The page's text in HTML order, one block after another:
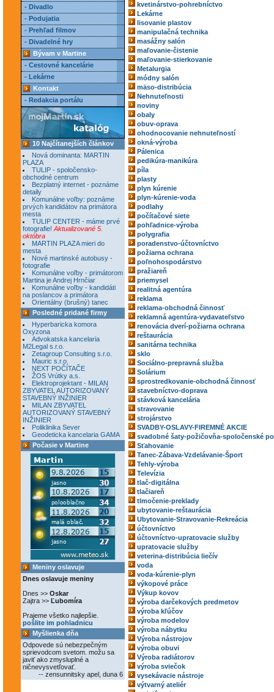
- Divadlo
- Podujatia
- Prehľad filmov
- Divadelné hry
Bývam v Martine
- Cestovné kancelárie
- Lekárne
Kontakt
- Redakcia portálu
10 Najčítanejších článkov
Nová dominanta: MARTIN
PLAZA
TULIP - spoločensko-
obchodné centrum
Bezplatný internet - poznáme
detaily
Komunálne voľby: poznáme
prvých kandidátov na primátora
mesta
TULIP CENTER - máme prvé
fotografie! Aktualizované 5.
októbra
MARTIN PLAZA mieri do
mesta
Nové martinské autobusy -
fotografie
Komunálne voľby - primátorom
Martina je Andrej Hrnčiar
Komunálne voľby - kandidáti
na poslancov a primátora
Orientálny (brušný) tanec
Posledné pridané firmy
Hyperbaricka komora
Oxyzona
Advokatska kancelaria
M2Legal s.r.o.
Zetagroup Consulting s.r.o.
Mauric s.r.o.
NEXT POČÍTAČE
ŽOS Vrútky a.s.
Elektroprojektant - MILAN
ZBYVATEL AUTORIZOVANÝ
STAVEBNÝ INŽINIER
MILAN ZBYVATEL
AUTORIZOVANÝ STAVEBNÝ
INŽINIER
Poliklinika Sever
Geodeticka kancelaria GAMA
Počasie v Martine
Meniny oslavuje
Dnes oslavuje meniny
Dnes >> Oskar
Zajtra >> Ľubomíra
Prajeme všetko najlepšie.
pošlite im pohladnicu
Myšlienka dňa
Odpovede sú nebezpečným
sprievodcom svetom. možu sa
javiť ako zmysluplné a
ničnevysvetľovať.
-- zensunnitsky apel, duna 6
kvetinárstvo-pohrebníctvo
Lekárne
lisovanie plastov
manipulačná technika
masážny salón
maľovanie-čistenie
maľovanie-stierkovanie
Metalurgia
módny salón
mäso-distribúcia
Nehnuteľnosti
noviny
obaly
obuv-oprava
ohodnocovanie nehnuteľností
okná-výroba
Pálenica
pedikúra-manikúra
píla
plasty
plyn kúrenie
plyn-kúrenie-voda
podlahy
počítačové siete
pohľadnice-výroba
polygrafia
poradenstvo-účtovníctvo
požiarna ochrana
poľnohospodárstvo
pražiareň
priemysel
realitná agentúra
reklama
reklama-obchodná činnosť
reklamná agentúra-vydavateľstvo
renovácia dverí-požiarna ochrana
reštaurácia
sanitárna technika
sklo
Sociálno-prepravná služba
Solárium
sprostredkovanie-obchodná činnosť
stavebníctvo-doprava
stávková kancelária
stravovanie
strojárstvo
SVADBY-OSLAVY-FIREMNÉ AKCIE
svadobné šaty-požičovňa-spoločenské
Sťahovanie
Tanec-Zábava-Vzdelávanie-Šport
Tehly-výroba
Televízia
tlač-digitálna
tlačiareň
tlmočenie-preklady
ubytovanie-reštaurácia
Ubytovanie-Stravovanie-Rekreácia
účtovníctvo
účtovníctvo-upratovacie služby
upratovacie služby
veterina-distribúcia liečív
voda
voda-kúrenie-plyn
výkopové práce
Výkup kovov
výroba darčekových predmetov
výroba kľúčov
výroba modelov
výroba nábytku
Výroba nástrojov
výroba obuvi
Výroba radiátorov
výroba sviečok
vysekávacie nástroje
výtvarný ateliér